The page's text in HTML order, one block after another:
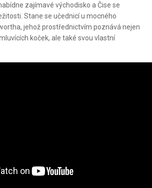
zajímavé východisko a Čise se
Stane se učednicí u mocného
jehož prostřednictvím poznává nejen
koček, ale také svou vlastní